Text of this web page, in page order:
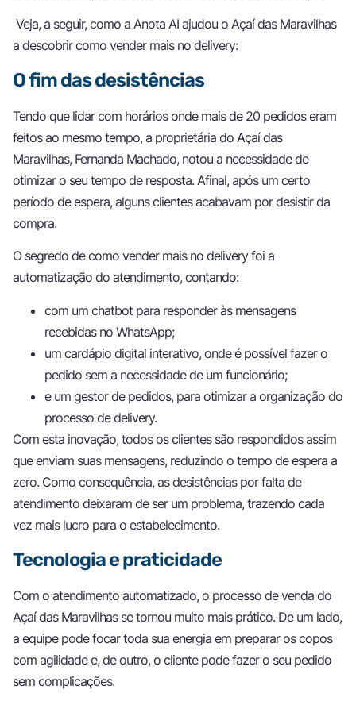
Veja, a seguir, como a Anota AI ajudou o Açaí das Maravilhas
a descobrir como vender mais no delivery:
O fim das desistências
Tendo que lidar com horários onde mais de 20 pedidos eram
feitos ao mesmo tempo, a proprietária do Açaí das
Maravilhas, Fernanda Machado, notou a necessidade de
otimizar o seu tempo de resposta. Afinal, após um certo
período de espera, alguns clientes acabavam por desistir da
compra.
O segredo de como vender mais no delivery foi a
automatização do atendimento, contando:
com um chatbot para responder às mensagens
recebidas no WhatsApp;
um cardápio digital interativo, onde é possível fazer o
pedido sem a necessidade de um funcionário;
e um gestor de pedidos, para otimizar a organização do
processo de delivery.
Com esta inovação, todos os clientes são respondidos assim
que enviam suas mensagens, reduzindo o tempo de espera a
zero. Como consequência, as desistências por falta de
atendimento deixaram de ser um problema, trazendo cada
vez mais lucro para o estabelecimento.
Tecnologia e praticidade
Com o atendimento automatizado, o processo de venda do
Açaí das Maravilhas se tornou muito mais prático. De um lado,
a equipe pode focar toda sua energia em preparar os copos
com agilidade e, de outro, o cliente pode fazer o seu pedido
sem complicações.